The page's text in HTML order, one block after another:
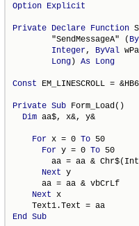
Option Explicit
Private Declare Function
        "SendMessageA" (
Integer, ByVal
Long) As Long
Const EM_LINESCROLL = &HB6
Private Sub Form_Load()
Dim aa$, x&, y&
For x = 0 To 50
For y = 0 To 50
aa = aa &
Next y
      aa = aa & vbCrLf
Next x
End Sub